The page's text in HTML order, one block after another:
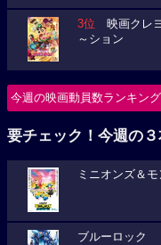
3位 映画クレ
～ション
今週の映画動員数ランキング
要チェック！今週の
ミニオンズ＆
ブルーロック